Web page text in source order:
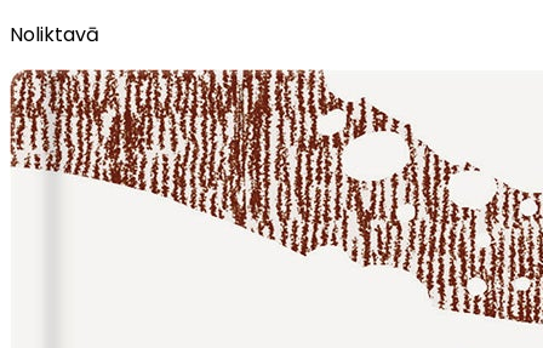
Noliktavā